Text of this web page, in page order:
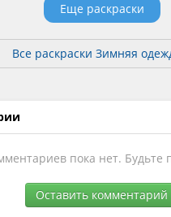
Еще раскраски
Все раскраски Зимняя
пока нет. Будьте
Оставить комментарий